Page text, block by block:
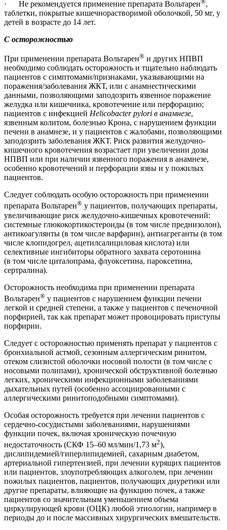
· Не рекомендуется применение препарата Вольтарен
,
таблетки, покрытые кишечнорастворимой оболочкой, 50 мг, у
детей в возрасте до 14 лет.
С осторожностью
При применении препарата Вольтарен® и других НПВП
необходимо соблюдать осторожность и тщательно наблюдать
пациентов с симптомами/признаками, указывающими на
поражения/заболевания ЖКТ, или с анамнестическими
данными, позволяющими заподозрить язвенное поражение
желудка или кишечника, кровотечение или перфорацию;
пациентов с инфекцией Helicobacter pylori в анамнезе,
язвенным колитом, болезнью Крона, с нарушением функции
печени в анамнезе, и у пациентов с жалобами, позволяющими
заподозрить заболевания ЖКТ. Риск развития желудочно-
кишечного кровотечения возрастает при увеличении дозы
НПВП или при наличии язвенного поражения в анамнезе,
особенно кровотечений и перфорации язвы и у пожилых
пациентов.
Следует соблюдать особую осторожность при применении
препарата Вольтарен® у пациентов, получающих препараты,
увеличивающие риск желудочно-кишечных кровотечений:
системные глюкокортикостероиды (в том числе преднизолон),
антикоагулянты (в том числе варфарин), антиагреганты (в том
числе клопидогрел, ацетилсалициловая кислота) или
селективные ингибиторы обратного захвата серотонина
(в том числе циталопрама, флуоксетина, пароксетина,
сертралина).
Осторожность необходима при применении препарата
Вольтарен® у пациентов с нарушением функции печени
легкой и средней степени, а также у пациентов с печеночной
порфирией, так как препарат может провоцировать приступы
порфирии.
Следует с осторожностью применять препарат у пациентов с
бронхиальной астмой, сезонным аллергическим ринитом,
отеком слизистой оболочки носовой полости (в том числе с
носовыми полипами), хронической обструктивной болезнью
легких, хроническими инфекционными заболеваниями
дыхательных путей (особенно ассоциированными с
аллергическими ринитоподобными симптомами).
Особая осторожность требуется при лечении пациентов с
сердечно-сосудистыми заболеваниями, нарушениями
функции почек, включая хроническую почечную
недостаточность (СКФ 15–60 мл/мин/1,73 м2),
дислипидемией/гиперлипидемией, сахарным диабетом,
артериальной гипертензией, при лечении курящих пациентов
или пациентов, злоупотребляющих алкоголем, при лечении
пожилых пациентов, пациентов, получающих диуретики или
другие препараты, влияющие на функцию почек, а также
пациентов со значительным уменьшением объема
циркулирующей крови (ОЦК) любой этиологии, например в
периоды до и после массивных хирургических вмешательств.